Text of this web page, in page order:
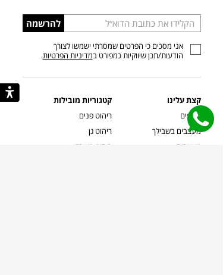
הכניסו
כתובת
דוא”ל
להרשמה
אני מסכים כי הפרטים שמסרתי ישמשו לצורך
הודעות/תכן שיווקיות כמפורט במדיניות הפרטיות.
קצת עלינו
סניפים
מעצבים בשבילך
מעצבים
קטגוריות מובילות
ריהוט פנים
ריהוט גן
ריהוט משרדי